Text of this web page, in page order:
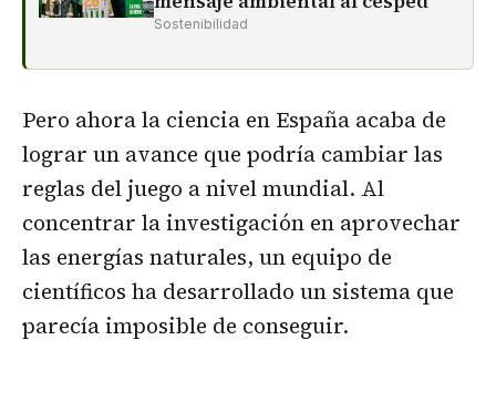
Sostenibilidad
Pero ahora la ciencia en España acaba de
lograr un avance que podría cambiar las
reglas del juego a nivel mundial. Al
concentrar la investigación en aprovechar
las energías naturales, un equipo de
científicos ha desarrollado un sistema que
parecía imposible de conseguir.